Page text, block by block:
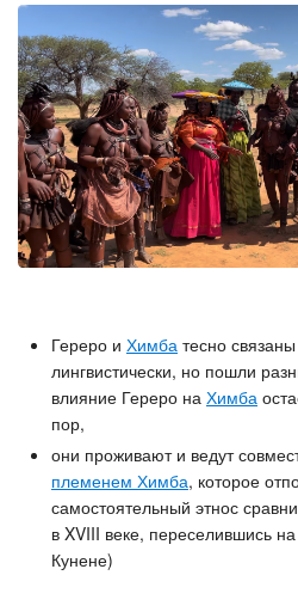
Гереро и Химба тесно
лингвистически, но пошли
влияние Гереро на Химба
пор,
они проживают и ведут
племенем Химба, которое
самостоятельный этнос
в XVIII веке, переселившись
Кунене)